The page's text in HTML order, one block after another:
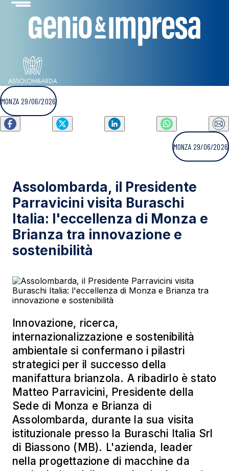
MONZA 29/06/2026
MONZA 29/06/2026
Assolombarda, il Presidente
Parravicini visita Buraschi
Italia: l'eccellenza di Monza e
Brianza tra innovazione e
sostenibilità
Innovazione, ricerca,
internazionalizzazione e sostenibilità
ambientale si confermano i pilastri
strategici per il successo della
manifattura brianzola. A ribadirlo è stato
Matteo Parravicini, Presidente della
Sede di Monza e Brianza di
Assolombarda, durante la sua visita
istituzionale presso la Buraschi Italia Srl
di Biassono (MB). L'azienda, leader
nella progettazione di macchine da